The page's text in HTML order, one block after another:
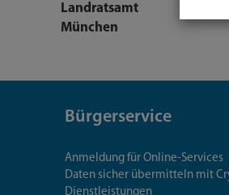
Landratsamt
München
Bürgerservice
Anmeldung für Online-Services
Daten sicher übermitteln mit
Dienstleistungen